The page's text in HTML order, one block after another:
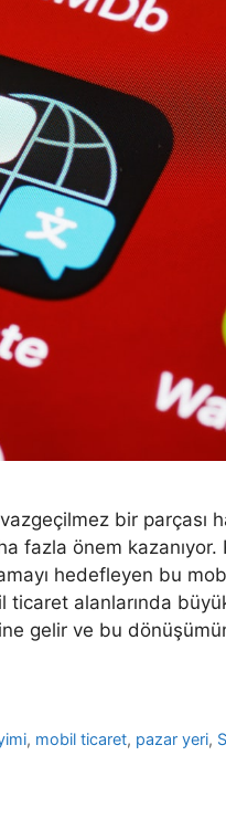
bir parçası
önem kazanıyor.
hedefleyen bu
alanlarında
gelir ve bu
, mobil ticaret, pazar yeri,